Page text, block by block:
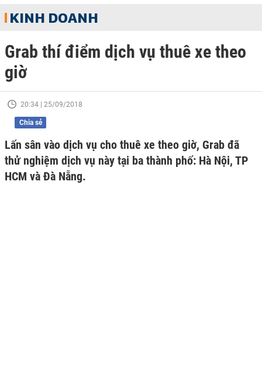
KINH DOANH
Grab thí điểm dịch vụ thuê xe theo
giờ
20:34 | 25/09/2018
Chia sẻ
Lấn sân vào dịch vụ cho thuê xe theo giờ, Grab đã
thử nghiệm dịch vụ này tại ba thành phố: Hà Nội, TP
HCM và Đà Nẵng.